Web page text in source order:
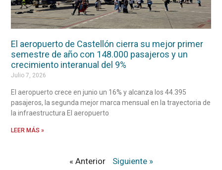
El aeropuerto de Castellón cierra su mejor primer
semestre de año con 148.000 pasajeros y un
crecimiento interanual del 9%
Julio 7, 2026
El aeropuerto crece en junio un 16% y alcanza los 44.395
pasajeros, la segunda mejor marca mensual en la trayectoria de
la infraestructura El aeropuerto
LEER MÁS »
« Anterior Siguiente »